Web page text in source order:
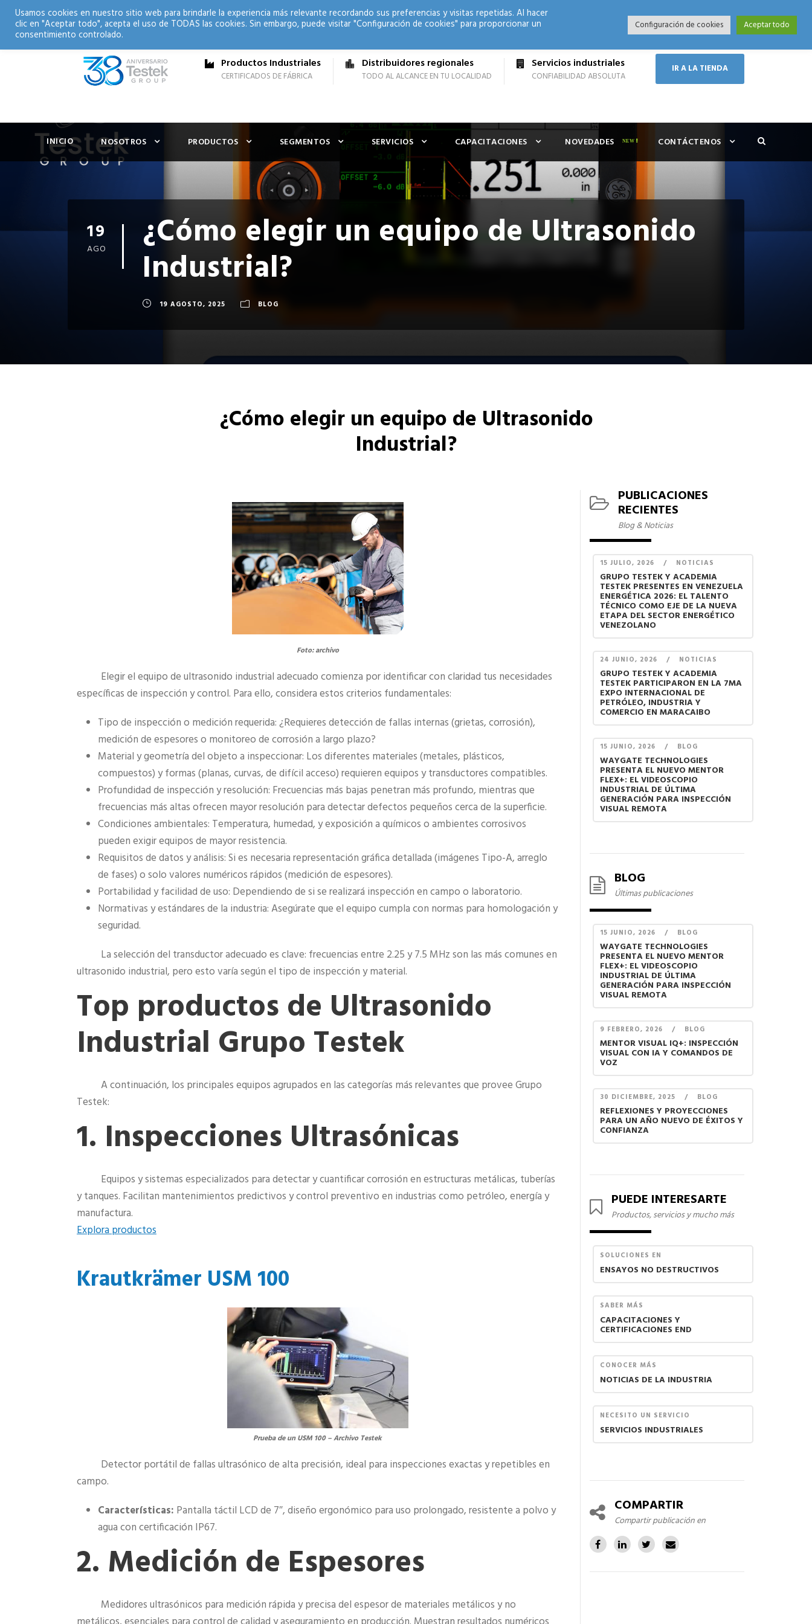
Modo Nocturno
Productos Industriales
CERTIFICADOS DE FÁBRICA
Distribuidores regionales
TODO AL ALCANCE EN TU LOCALIDAD
Servicios industriales
CONFIABILIDAD ABSOLUTA
IR A LA TIENDA
INICIO NOSOTROS PRODUCTOS SEGMENTOS SERVICIOS CAPACITACIONES NOVEDADES CONTÁCTENOS
19
AGO ¿Cómo elegir un equipo de Ultrasonido
Industrial?
19 AGOSTO, 2025 BLOG
¿Cómo elegir un equipo de Ultrasonido
Industrial?
Foto: archivo
Elegir el equipo de ultrasonido industrial adecuado comienza por identificar con claridad tus necesidades
específicas de inspección y control. Para ello, considera estos criterios fundamentales:
Tipo de inspección o medición requerida: ¿Requieres detección de fallas internas (grietas, corrosión),
medición de espesores o monitoreo de corrosión a largo plazo?
Material y geometría del objeto a inspeccionar: Los diferentes materiales (metales, plásticos,
compuestos) y formas (planas, curvas, de difícil acceso) requieren equipos y transductores compatibles.
Profundidad de inspección y resolución: Frecuencias más bajas penetran más profundo, mientras que
frecuencias más altas ofrecen mayor resolución para detectar defectos pequeños cerca de la superficie.
Condiciones ambientales: Temperatura, humedad, y exposición a químicos o ambientes corrosivos
pueden exigir equipos de mayor resistencia.
Requisitos de datos y análisis: Si es necesaria representación gráfica detallada (imágenes Tipo-A, arreglo
de fases) o solo valores numéricos rápidos (medición de espesores).
Portabilidad y facilidad de uso: Dependiendo de si se realizará inspección en campo o laboratorio.
Normativas y estándares de la industria: Asegúrate que el equipo cumpla con normas para homologación y
seguridad.
La selección del transductor adecuado es clave: frecuencias entre 2.25 y 7.5 MHz son las más comunes en
ultrasonido industrial, pero esto varía según el tipo de inspección y material.
Top productos de Ultrasonido
Industrial Grupo Testek
A continuación, los principales equipos agrupados en las categorías más relevantes que provee Grupo
Testek:
1. Inspecciones Ultrasónicas
Equipos y sistemas especializados para detectar y cuantificar corrosión en estructuras metálicas, tuberías
y tanques. Facilitan mantenimientos predictivos y control preventivo en industrias como petróleo, energía y
manufactura.
Explora productos
Krautkrämer USM 100
Prueba de un USM 100 – Archivo Testek
Detector portátil de fallas ultrasónico de alta precisión, ideal para inspecciones exactas y repetibles en
campo.
Características: Pantalla táctil LCD de 7″, diseño ergonómico para uso prolongado, resistente a polvo y
agua con certificación IP67.
2. Medición de Espesores
Medidores ultrasónicos para medición rápida y precisa del espesor de materiales metálicos y no
PUBLICACIONES
RECIENTES
Blog & Noticias
15 JULIO, 2026 / NOTICIAS
GRUPO TESTEK Y ACADEMIA
TESTEK PRESENTES EN VENEZUELA
ENERGÉTICA 2026: EL TALENTO
TÉCNICO COMO EJE DE LA NUEVA
ETAPA DEL SECTOR ENERGÉTICO
VENEZOLANO
24 JUNIO, 2026 / NOTICIAS
GRUPO TESTEK Y ACADEMIA
TESTEK PARTICIPARON EN LA 7MA
EXPO INTERNACIONAL DE
PETRÓLEO, INDUSTRIA Y
COMERCIO EN MARACAIBO
15 JUNIO, 2026 / BLOG
WAYGATE TECHNOLOGIES
PRESENTA EL NUEVO MENTOR
FLEX+: EL VIDEOSCOPIO
INDUSTRIAL DE ÚLTIMA
GENERACIÓN PARA INSPECCIÓN
VISUAL REMOTA
BLOG
Últimas publicaciones
15 JUNIO, 2026 / BLOG
WAYGATE TECHNOLOGIES
PRESENTA EL NUEVO MENTOR
FLEX+: EL VIDEOSCOPIO
INDUSTRIAL DE ÚLTIMA
GENERACIÓN PARA INSPECCIÓN
VISUAL REMOTA
9 FEBRERO, 2026 / BLOG
MENTOR VISUAL IQ+: INSPECCIÓN
VISUAL CON IA Y COMANDOS DE
VOZ
30 DICIEMBRE, 2025 / BLOG
REFLEXIONES Y PROYECCIONES
PARA UN AÑO NUEVO DE ÉXITOS Y
CONFIANZA
PUEDE INTERESARTE
Productos, servicios y mucho más
SOLUCIONES EN
ENSAYOS NO DESTRUCTIVOS
SABER MÁS
CAPACITACIONES Y
CERTIFICACIONES END
CONOCER MÁS
NOTICIAS DE LA INDUSTRIA
NECESITO UN SERVICIO
SERVICIOS INDUSTRIALES
COMPARTIR
Compartir publicación en
Usamos cookies en nuestro sitio web para brindarle la experiencia más relevante recordando sus preferencias y visitas repetidas. Al hacer
clic en "Aceptar todo", acepta el uso de TODAS las cookies. Sin embargo, puede visitar "Configuración de cookies" para proporcionar un
consentimiento controlado.
Configuración de cookies Aceptar todo